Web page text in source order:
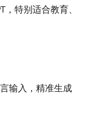
特别适合教育、
输入，精准生成